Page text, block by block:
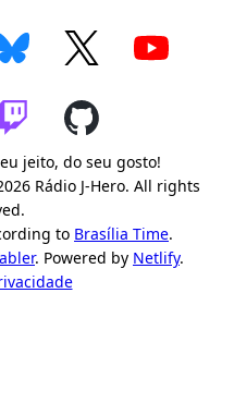
jeito, do seu gosto!
Rádio J-Hero. All rights
to Brasília Time.
. Powered by Netlify.